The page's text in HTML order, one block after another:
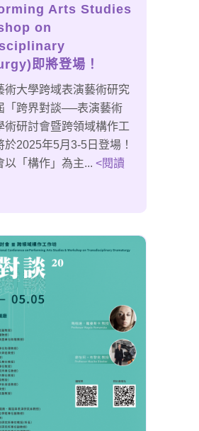
Arts Studies
on
即將登場！
術大學跨域表演藝術研究
「跨界對談──表演藝術
術研討會暨跨領域構作工
於2025年5月3-5日登場！
以「構作」為主... <閱讀